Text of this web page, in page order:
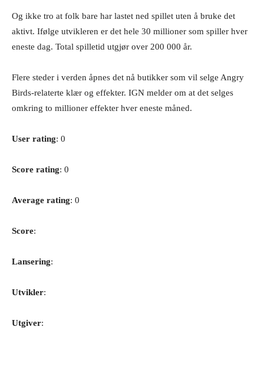
Og ikke tro at folk bare har lastet ned spillet uten å bruke det
aktivt. Ifølge utvikleren er det hele 30 millioner som spiller hver
eneste dag. Total spilletid utgjør over 200 000 år.
Flere steder i verden åpnes det nå butikker som vil selge Angry
Birds-relaterte klær og effekter. IGN melder om at det selges
omkring to millioner effekter hver eneste måned.
User rating: 0
Score rating: 0
Average rating: 0
Score:
Lansering:
Utvikler:
Utgiver: